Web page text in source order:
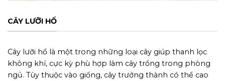
CÂY LƯỠI HỔ
Cây lưỡi hổ là một trong những loại cây giúp thanh lọc
không khí, cực kỳ phù hợp làm cây trồng trong phòng
ngủ. Tùy thuộc vào giống, cây trưởng thành có thể cao